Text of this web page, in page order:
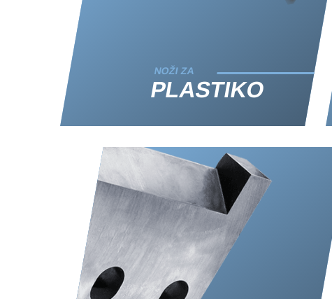
NOŽI ZA
PLASTIKO